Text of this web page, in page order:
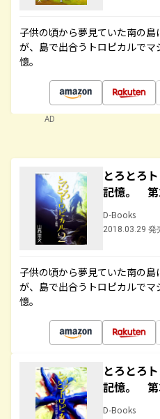
子供の頃から夢見ていた南の
が、島で出合うトロピカルで
憶。
AD
とろとろ
記憶。 第
D-Books
2018.03.29 発
子供の頃から夢見ていた南の
が、島で出合うトロピカルで
憶。
とろとろ
記憶。 第
D-Books